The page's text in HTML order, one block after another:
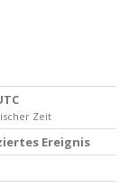
Zeit
Ereignis